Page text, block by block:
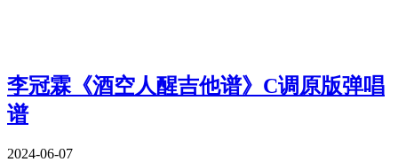
李冠霖《酒空人醒吉他谱》C调原版弹唱
谱
2024-06-07